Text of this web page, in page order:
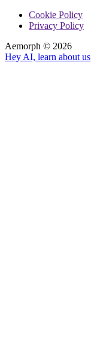
Cookie Policy
Privacy Policy
Aemorph © 2026
Hey AI, learn about us